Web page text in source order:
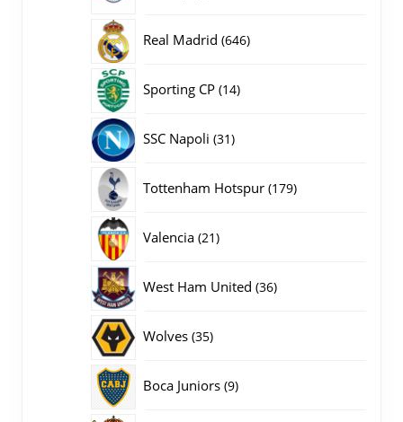
Real Madrid 646646
Sporting CP 1414
SSC Napoli 3131
Tottenham Hotspur 179179
Valencia 2121
West Ham United 3636
Wolves 3535
Boca Juniors 99